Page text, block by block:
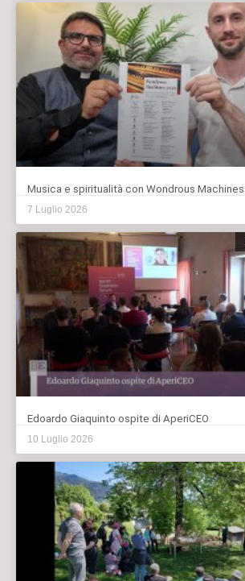
Musica e spiritualità con Wondrous Machines
7 Luglio 2026
Edoardo Giaquinto ospite di AperiCEO
10 Luglio 2026